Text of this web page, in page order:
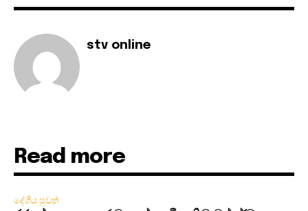
stv online
Read more
දේශීය පුවත්